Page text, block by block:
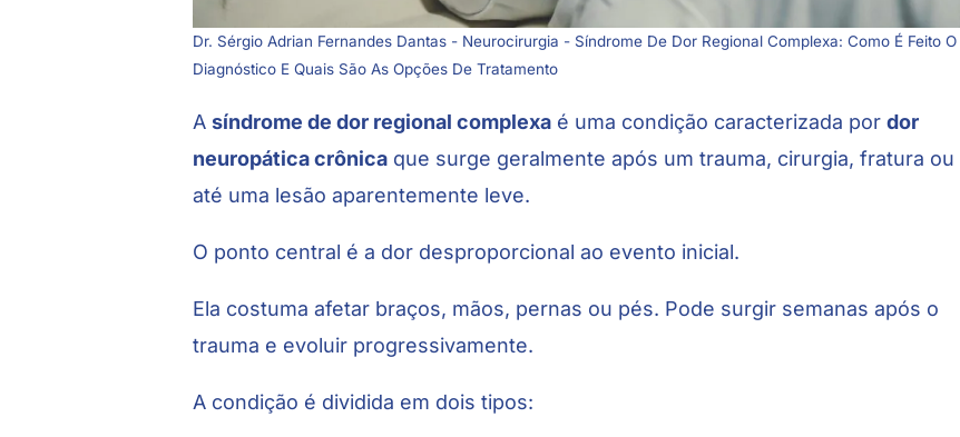
Dr. Sérgio Adrian Fernandes Dantas - Neurocirurgia - Síndrome De Dor Regional Complexa: Como É Feito O
Diagnóstico E Quais São As Opções De Tratamento
Asíndrome de dor regional complexa é uma condição caracterizada pordor
neuropática crônica que surge geralmente após um trauma, cirurgia, fratura ou
até uma lesão aparentemente leve.
O ponto central é a dor desproporcional ao evento inicial.
Ela costuma afetar braços, mãos, pernas ou pés. Pode surgir semanas após o
trauma e evoluir progressivamente.
A condição é dividida em dois tipos: